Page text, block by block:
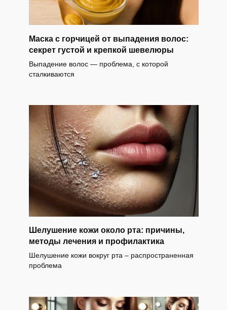
Маска с горчицей от выпадения волос:
секрет густой и крепкой шевелюры
Выпадение волос — проблема, с которой
сталкиваются
Шелушение кожи около рта: причины,
методы лечения и профилактика
Шелушение кожи вокруг рта – распространенная
проблема